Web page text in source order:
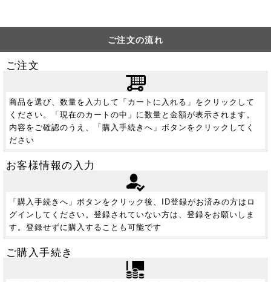
ご注文の流れ
ご注文
商品を選び、数量を入力して「カートに入れる」をクリックして
ください。「現在のカートの中」に数量と金額が表示されます。
内容をご確認のうえ、「購入手続きへ」ボタンをクリックしてく
ださい
お客様情報の入力
「購入手続きへ」ボタンをクリック後、ID登録がお済みの方はロ
グインしてください。登録されていない方は、登録をお願いしま
す。登録せずに購入することも可能です
ご購入手続き